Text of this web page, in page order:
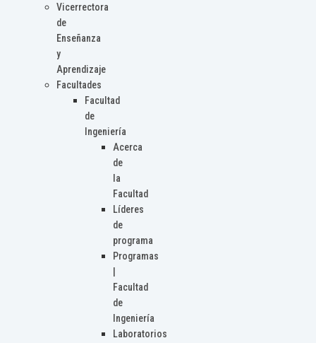
Vicerrectora
de
Enseñanza
y
Aprendizaje
Facultades
Facultad
de
Ingeniería
Acerca
de
la
Facultad
Líderes
de
programa
Programas
Facultad
de
Ingeniería
Laboratorios